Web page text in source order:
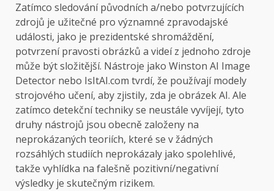
Zatímco sledování původních a/nebo potvrzujících
zdrojů je užitečné pro významné zpravodajské
události, jako je prezidentské shromáždění,
potvrzení pravosti obrázků a videí z jednoho zdroje
může být složitější. Nástroje jako Winston AI Image
Detector nebo IsItAI.com tvrdí, že používají modely
strojového učení, aby zjistily, zda je obrázek AI. Ale
zatímco detekční techniky se neustále vyvíjejí, tyto
druhy nástrojů jsou obecně založeny na
neprokázaných teoriích, které se v žádných
rozsáhlých studiích neprokázaly jako spolehlivé,
takže vyhlídka na falešně pozitivní/negativní
výsledky je skutečným rizikem.